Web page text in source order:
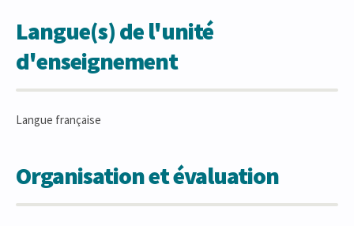
Langue(s) de l'unité
d'enseignement
Langue française
Organisation et évaluation